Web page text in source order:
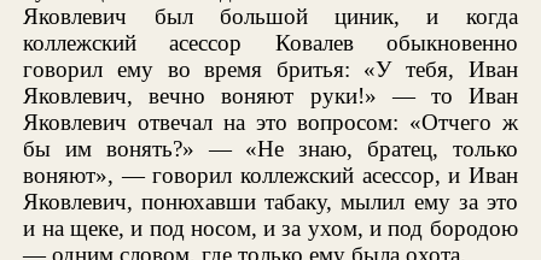
Яковлевич был большой циник, и когда
коллежский асессор Ковалев обыкновенно
говорил ему во время бритья: «У тебя, Иван
Яковлевич, вечно воняют руки!» — то Иван
Яковлевич отвечал на это вопросом: «Отчего ж
бы им вонять?» — «Не знаю, братец, только
воняют», — говорил коллежский асессор, и Иван
Яковлевич, понюхавши табаку, мылил ему за это
и на щеке, и под носом, и за ухом, и под бородою
— одним словом, где только ему была охота.